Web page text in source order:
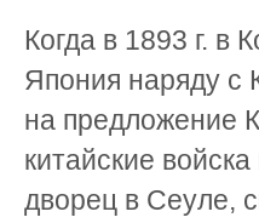
Когда в 1893 г. в
Япония наряду с
на предложение
китайские
дворец в Сеуле,